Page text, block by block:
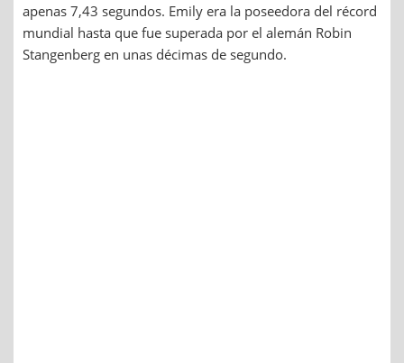
apenas 7,43 segundos. Emily era la poseedora del récord
mundial hasta que fue superada por el alemán Robin
Stangenberg en unas décimas de segundo.